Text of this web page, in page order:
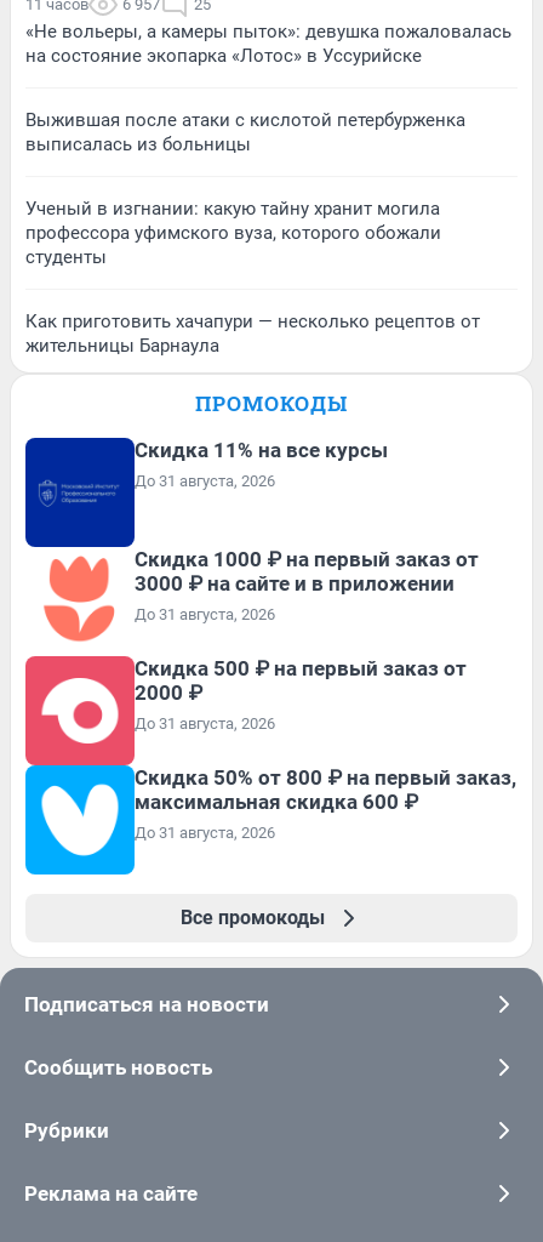
11 часов 6 957 25
«Не вольеры, а камеры пыток»: девушка пожаловалась
на состояние экопарка «Лотос» в Уссурийске
Выжившая после атаки с кислотой петербурженка
выписалась из больницы
Ученый в изгнании: какую тайну хранит могила
профессора уфимского вуза, которого обожали
студенты
Как приготовить хачапури — несколько рецептов от
жительницы Барнаула
ПРОМОКОДЫ
Скидка 11% на все курсы
До 31 августа, 2026
Скидка 1000 ₽ на первый заказ от
3000 ₽ на сайте и в приложении
До 31 августа, 2026
Скидка 500 ₽ на первый заказ от
2000 ₽
До 31 августа, 2026
Скидка 50% от 800 ₽ на первый заказ,
максимальная скидка 600 ₽
До 31 августа, 2026
Все промокоды
Подписаться на новости
Сообщить новость
Рубрики
Реклама на сайте